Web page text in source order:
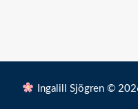
Ingalill Sjögren ©